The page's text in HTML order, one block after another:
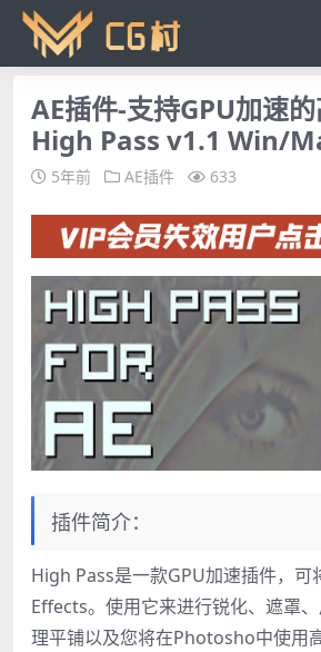
AE插件-支持GPU加速
High Pass v1.1 Win/
5年前 AE插件 633
插件简介：
High Pass是一款GPU加速插件，
Effects。使用它来进行锐化、遮罩
理平铺以及您将在Photosho中使用